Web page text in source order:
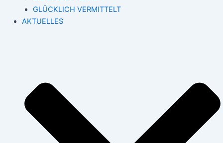
GLÜCKLICH VERMITTELT
AKTUELLES